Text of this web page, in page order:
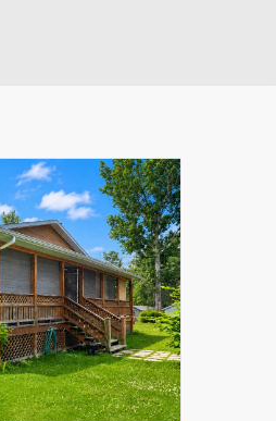
Leaflet|© MapTiler© OpenStreetMap contributors